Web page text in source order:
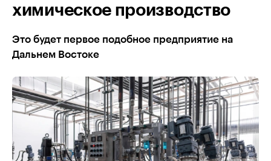
химическое производство
Это будет первое подобное предприятие на
Дальнем Востоке